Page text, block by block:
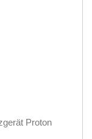
Proton